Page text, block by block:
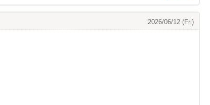
2026/06/12 (Fri)